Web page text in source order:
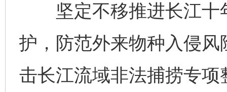
坚定不移推进长江十
护，防范外来物种入侵
击长江流域非法捕捞专